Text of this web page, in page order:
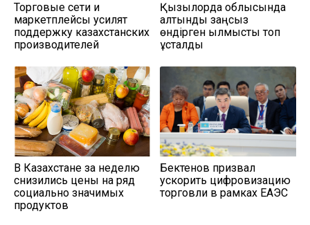
Торговые сети и
маркетплейсы усилят
поддержку казахстанских
производителей
Қызылорда облысында
алтынды заңсыз
өндірген қылмыстық топ
ұсталды
В Казахстане за неделю
снизились цены на ряд
социально значимых
продуктов
Бектенов призвал
ускорить цифровизацию
торговли в рамках ЕАЭС